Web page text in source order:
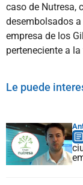
caso de Nutresa,
desembolsados
empresa de los
perteneciente a
Le puede